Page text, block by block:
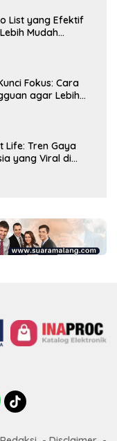
List yang Efektif
Mudah
Fokus: Cara
agar Lebih
Life: Tren Gaya
yang Viral di